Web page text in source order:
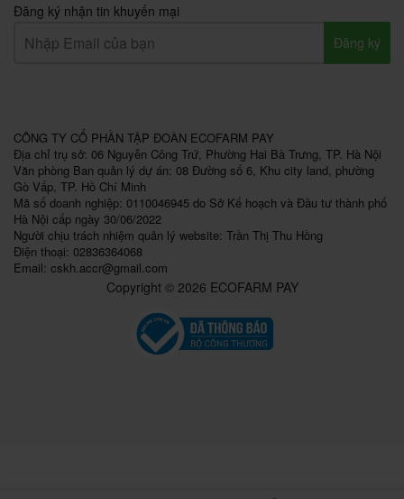
Đăng ký nhận tin khuyến mại
Đăng ký
CÔNG TY CỔ PHẦN TẬP ĐOÀN ECOFARM PAY
Địa chỉ trụ sở: 06 Nguyễn Công Trứ, Phường Hai Bà Trưng, TP. Hà Nội
Văn phòng Ban quản lý dự án: 08 Đường số 6, Khu city land, phường
Gò Vấp, TP. Hồ Chí Minh
Mã số doanh nghiệp: 0110046945 do Sở Kế hoạch và Đầu tư thành phố
Hà Nội cấp ngày 30/06/2022
Người chịu trách nhiệm quản lý website: Trần Thị Thu Hồng
Điện thoại: 02836364068
Email: cskh.accr@gmail.com
Copyright © 2026 ECOFARM PAY